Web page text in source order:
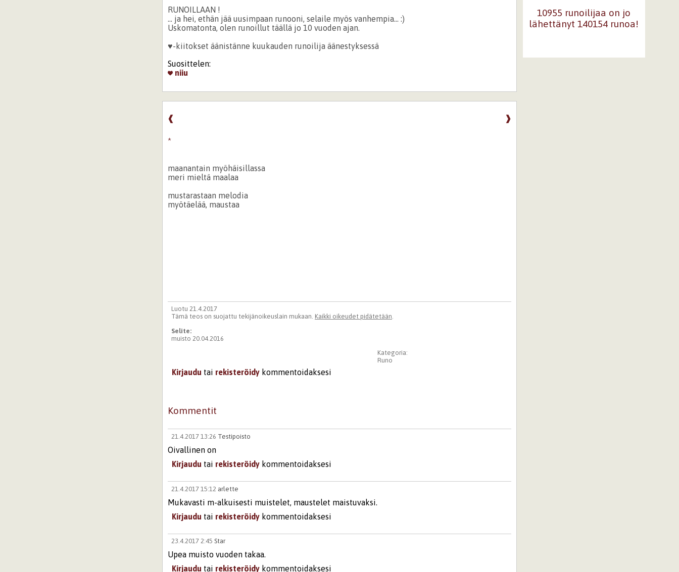
RUNOILLAAN !
... ja hei, ethän jää uusimpaan runooni, selaile myös vanhempia... :)
Uskomatonta, olen runoillut täällä jo 10 vuoden ajan.
♥-kiitokset äänistänne kuukauden runoilija äänestyksessä
Suosittelen:
niiu
❱
❰
*
maanantain myöhäisillassa
meri mieltä maalaa
mustarastaan melodia
myötäelää, maustaa
Luotu 21.4.2017
Tämä teos on suojattu tekijänoikeuslain mukaan. Kaikki oikeudet pidätetään.
Selite:
muisto 20.04.2016
Kategoria:
Runo
Kirjaudu tai rekisteröidy kommentoidaksesi
Kommentit
21.4.2017 13:26 Testipoisto
Oivallinen on
Kirjaudu tai rekisteröidy kommentoidaksesi
21.4.2017 15:12 arlette
Mukavasti m-alkuisesti muistelet, maustelet maistuvaksi.
Kirjaudu tai rekisteröidy kommentoidaksesi
23.4.2017 2:45 Star
Upea muisto vuoden takaa.
Kirjaudu tai rekisteröidy kommentoidaksesi
10955 runoilijaa on jo
lähettänyt 140154 runoa!